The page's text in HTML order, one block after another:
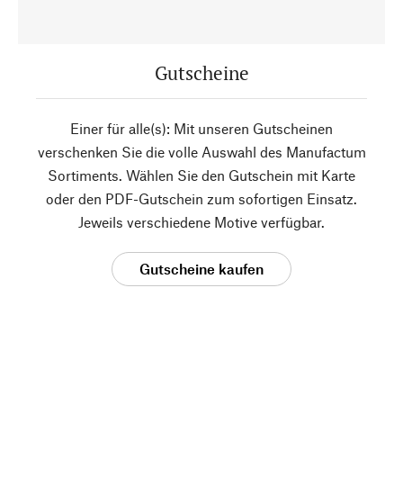
Gutscheine
Einer für alle(s): Mit unseren Gutscheinen
verschenken Sie die volle Auswahl des Manufactum
Sortiments. Wählen Sie den Gutschein mit Karte
oder den PDF-Gutschein zum sofortigen Einsatz.
Jeweils verschiedene Motive verfügbar.
Gutscheine kaufen